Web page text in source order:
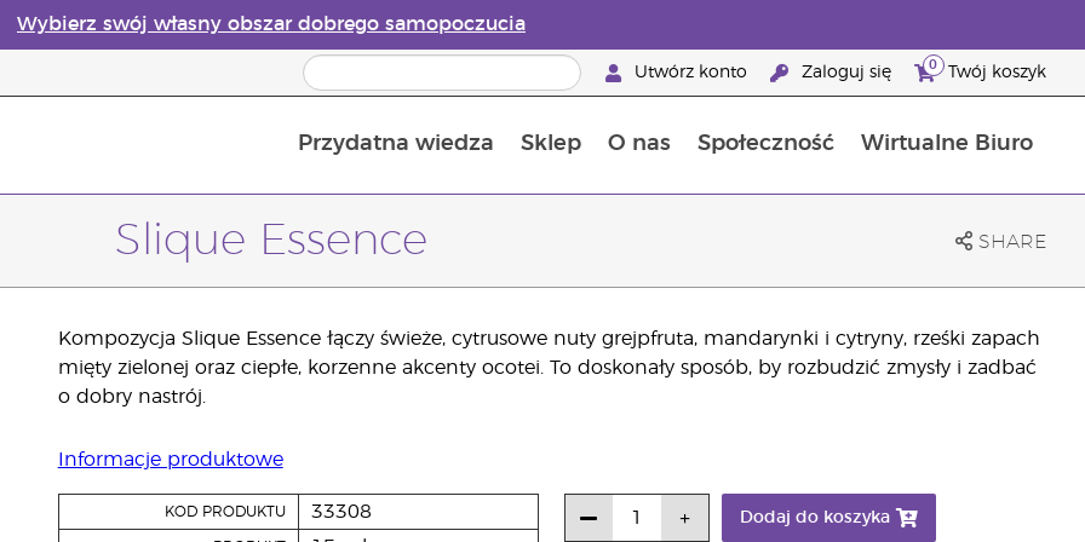
Wybierz swój własny obszar dobrego samopoczucia
Utwórz konto Zaloguj się 0 Twój koszyk
Przydatna wiedza Sklep O nas Społeczność Wirtualne Biuro
Slique Essence SHARE
Kompozycja Slique Essence łączy świeże, cytrusowe nuty grejpfruta, mandarynki i cytryny, rześki zapach
mięty zielonej oraz ciepłe, korzenne akcenty ocotei. To doskonały sposób, by rozbudzić zmysły i zadbać
o dobry nastrój.
Informacje produktowe
KOD PRODUKTU 33308 Dodaj do koszyka